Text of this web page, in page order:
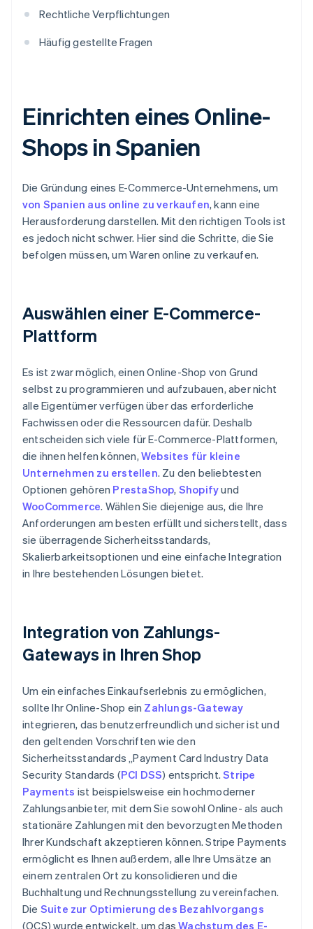
Rechtliche Verpflichtungen
Häufig gestellte Fragen
Einrichten eines Online-
Shops in Spanien
Die Gründung eines E-Commerce-Unternehmens, um
von Spanien aus online zu verkaufen, kann eine
Herausforderung darstellen. Mit den richtigen Tools ist
es jedoch nicht schwer. Hier sind die Schritte, die Sie
befolgen müssen, um Waren online zu verkaufen.
Auswählen einer E-Commerce-
Plattform
Es ist zwar möglich, einen Online-Shop von Grund
selbst zu programmieren und aufzubauen, aber nicht
alle Eigentümer verfügen über das erforderliche
Fachwissen oder die Ressourcen dafür. Deshalb
entscheiden sich viele für E-Commerce-Plattformen,
die ihnen helfen können, Websites für kleine
Unternehmen zu erstellen. Zu den beliebtesten
Optionen gehören PrestaShop, Shopifyund
WooCommerce. Wählen Sie diejenige aus, die Ihre
Anforderungen am besten erfüllt und sicherstellt, dass
sie überragende Sicherheitsstandards,
Skalierbarkeitsoptionen und eine einfache Integration
in Ihre bestehenden Lösungen bietet.
Integration von Zahlungs-
Gateways in Ihren Shop
Um ein einfaches Einkaufserlebnis zu ermöglichen,
sollte Ihr Online-Shop ein Zahlungs-Gateway
integrieren, das benutzerfreundlich und sicher ist und
den geltenden Vorschriften wie den
Sicherheitsstandards „Payment Card Industry Data
Security Standards (PCI DSS) entspricht.Stripe
Payments ist beispielsweise ein hochmoderner
Zahlungsanbieter, mit dem Sie sowohl Online- als auch
stationäre Zahlungen mit den bevorzugten Methoden
Ihrer Kundschaft akzeptieren können. Stripe Payments
ermöglicht es Ihnen außerdem, alle Ihre Umsätze an
einem zentralen Ort zu konsolidieren und die
Buchhaltung und Rechnungsstellung zu vereinfachen.
Die Suite zur Optimierung des Bezahlvorgangs
(OCS) wurde entwickelt, um dasWachstum des E-